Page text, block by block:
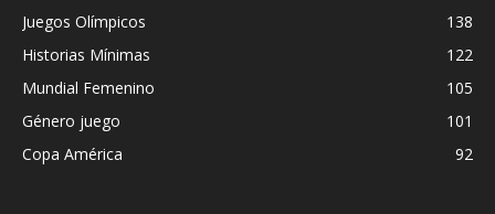
Juegos Olímpicos
138
Historias Mínimas
122
Mundial Femenino
105
Género juego
101
Copa América
92